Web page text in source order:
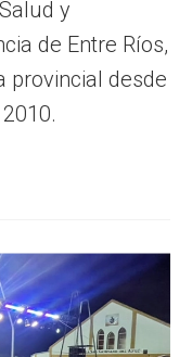
y
de Entre Ríos,
provincial desde